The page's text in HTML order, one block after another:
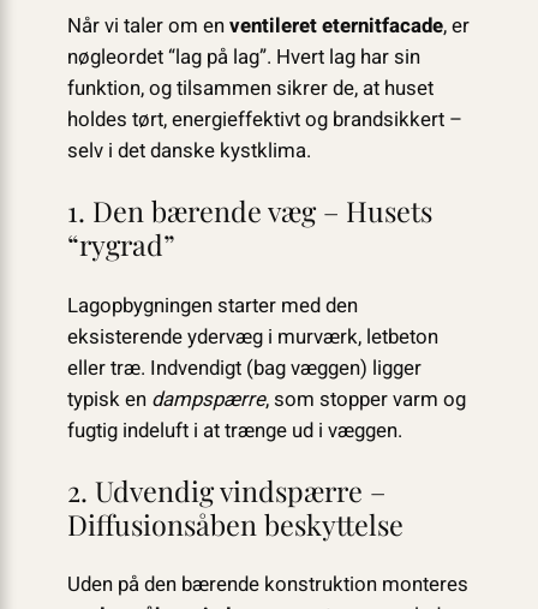
Når vi taler om enventileret eternitfacade, er
nøgleordet “lag på lag”. Hvert lag har sin
funktion, og tilsammen sikrer de, at huset
holdes tørt, energieffektivt og brandsikkert –
selv i det danske kystklima.
1. Den bærende væg – Husets
“rygrad”
Lagopbygningen starter med den
eksisterende ydervæg i murværk, letbeton
eller træ. Indvendigt (bag væggen) ligger
typisk en dampspærre, som stopper varm og
fugtig indeluft i at trænge ud i væggen.
2. Udvendig vindspærre –
Diffusionsåben beskyttelse
Uden på den bærende konstruktion monteres